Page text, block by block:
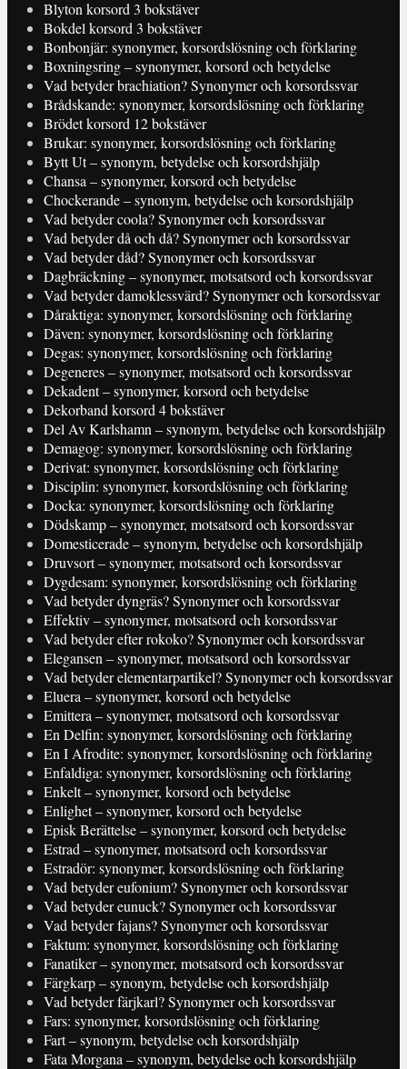
Blyton korsord 3 bokstäver
Bokdel korsord 3 bokstäver
Bonbonjär: synonymer, korsordslösning och förklaring
Boxningsring – synonymer, korsord och betydelse
Vad betyder brachiation? Synonymer och korsordssvar
Brådskande: synonymer, korsordslösning och förklaring
Brödet korsord 12 bokstäver
Brukar: synonymer, korsordslösning och förklaring
Bytt Ut – synonym, betydelse och korsordshjälp
Chansa – synonymer, korsord och betydelse
Chockerande – synonym, betydelse och korsordshjälp
Vad betyder coola? Synonymer och korsordssvar
Vad betyder då och då? Synonymer och korsordssvar
Vad betyder dåd? Synonymer och korsordssvar
Dagbräckning – synonymer, motsatsord och korsordssvar
Vad betyder damoklessvärd? Synonymer och korsordssvar
Dåraktiga: synonymer, korsordslösning och förklaring
Däven: synonymer, korsordslösning och förklaring
Degas: synonymer, korsordslösning och förklaring
Degeneres – synonymer, motsatsord och korsordssvar
Dekadent – synonymer, korsord och betydelse
Dekorband korsord 4 bokstäver
Del Av Karlshamn – synonym, betydelse och korsordshjälp
Demagog: synonymer, korsordslösning och förklaring
Derivat: synonymer, korsordslösning och förklaring
Disciplin: synonymer, korsordslösning och förklaring
Docka: synonymer, korsordslösning och förklaring
Dödskamp – synonymer, motsatsord och korsordssvar
Domesticerade – synonym, betydelse och korsordshjälp
Druvsort – synonymer, motsatsord och korsordssvar
Dygdesam: synonymer, korsordslösning och förklaring
Vad betyder dyngräs? Synonymer och korsordssvar
Effektiv – synonymer, motsatsord och korsordssvar
Vad betyder efter rokoko? Synonymer och korsordssvar
Elegansen – synonymer, motsatsord och korsordssvar
Vad betyder elementarpartikel? Synonymer och korsordssvar
Eluera – synonymer, korsord och betydelse
Emittera – synonymer, motsatsord och korsordssvar
En Delfin: synonymer, korsordslösning och förklaring
En I Afrodite: synonymer, korsordslösning och förklaring
Enfaldiga: synonymer, korsordslösning och förklaring
Enkelt – synonymer, korsord och betydelse
Enlighet – synonymer, korsord och betydelse
Episk Berättelse – synonymer, korsord och betydelse
Estrad – synonymer, motsatsord och korsordssvar
Estradör: synonymer, korsordslösning och förklaring
Vad betyder eufonium? Synonymer och korsordssvar
Vad betyder eunuck? Synonymer och korsordssvar
Vad betyder fajans? Synonymer och korsordssvar
Faktum: synonymer, korsordslösning och förklaring
Fanatiker – synonymer, motsatsord och korsordssvar
Färgkarp – synonym, betydelse och korsordshjälp
Vad betyder färjkarl? Synonymer och korsordssvar
Fars: synonymer, korsordslösning och förklaring
Fart – synonym, betydelse och korsordshjälp
Fata Morgana – synonym, betydelse och korsordshjälp